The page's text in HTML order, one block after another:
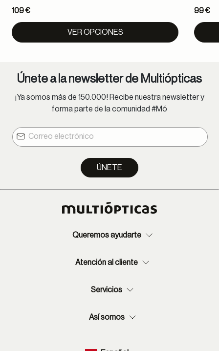
109 €
VER OPCIONES
99 €
Únete a la newsletter de Multiópticas
¡Ya somos más de 150.000! Recibe nuestra newsletter y
forma parte de la comunidad #Mó
ÚNETE
Queremos ayudarte
Atención al cliente
Servicios
Así somos